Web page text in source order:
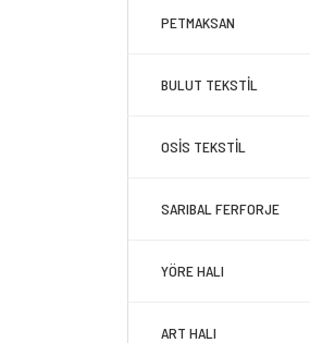
PETMAKSAN
BULUT TEKSTİL
OSİS TEKSTİL
SARIBAL FERFORJE
YÖRE HALI
ART HALI